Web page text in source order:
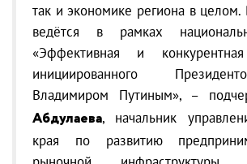
так и экономике региона в целом.
ведётся в рамках
«Эффективная и
инициированного
Владимиром Путиным», –
Абдулаева, начальник
края по развитию